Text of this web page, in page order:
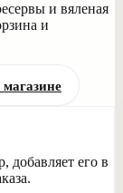
и вяленая
и
добавляет его в